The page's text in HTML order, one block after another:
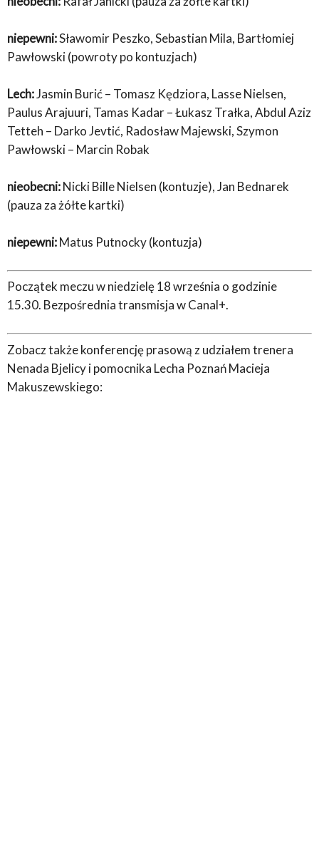
niepewni:Sławomir Peszko, Sebastian Mila, Bartłomiej
Pawłowski (powroty po kontuzjach)
Lech:Jasmin Burić – Tomasz Kędziora, Lasse Nielsen,
Paulus Arajuuri, Tamas Kadar – Łukasz Trałka, Abdul Aziz
Tetteh – Darko Jevtić, Radosław Majewski, Szymon
Pawłowski – Marcin Robak
nieobecni:Nicki Bille Nielsen (kontuzje), Jan Bednarek
(pauza za żółte kartki)
niepewni:Matus Putnocky (kontuzja)
Początek meczu w niedzielę 18 września o godzinie
15.30. Bezpośrednia transmisja w Canal+.
Zobacz także konferencję prasową z udziałem trenera
Nenada Bjelicy i pomocnika Lecha Poznań Macieja
Makuszewskiego: